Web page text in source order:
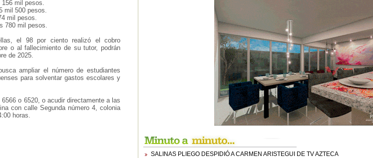
mil pesos.
mil 500 pesos.
mil pesos.
780 mil pesos.
el 98 por ciento realizó el cobro
o al fallecimiento de su tutor, podrán
de 2025.
ampliar el número de estudiantes
para solventar gastos escolares y
o 6520, o acudir directamente a las
con calle Segunda número 4, colonia
horas.
SALINAS PLIEGO DESPIDIÓ A CARMEN ARISTEGUI DE TV AZTECA